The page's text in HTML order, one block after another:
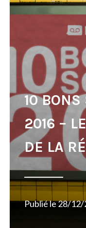
10
2016 –
DE LA
Publié le28/12/